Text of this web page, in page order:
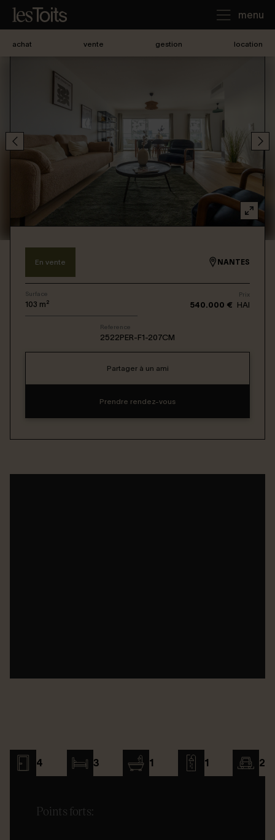
menu
Je loue
Je vends
Notre agence
Connexion / Inscription
Espace Bailleur / Locataire
achat vente gestion location
En vente NANTES
Surface
103 m²
Prix
540.000 € HAI
Reference
2522PER-F1-207CM
Partager à un ami
Prendre rendez-vous
4 3 1 1 2
Points forts: